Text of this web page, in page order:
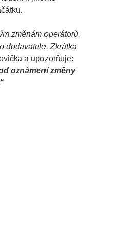
změnám operátorů.
dodavatele. Zkrátka
a upozorňuje:
oznámení změny